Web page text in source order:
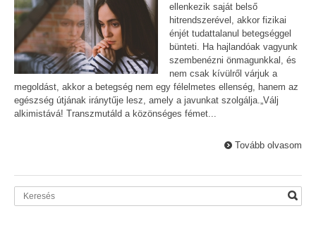
ellenkezik saját belső
hitrendszerével, akkor fizikai
énjét tudattalanul betegséggel
bünteti. Ha hajlandóak vagyunk
szembenézni önmagunkkal, és
nem csak kívülről várjuk a
megoldást, akkor a betegség nem egy félelmetes ellenség, hanem az
egészség útjának iránytűje lesz, amely a javunkat szolgálja.„Válj
alkimistává! Transzmutáld a közönséges fémet...
Tovább olvasom